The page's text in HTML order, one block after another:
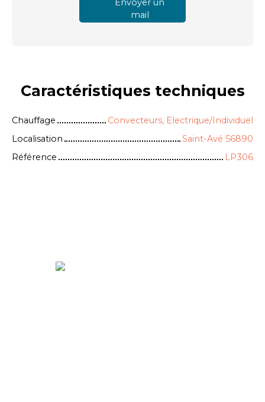
Envoyer un
mail
Caractéristiques techniques
Chauffage
Convecteurs, Electrique/Individuel
Localisation
Saint-Avé 56890
Référence
LP306